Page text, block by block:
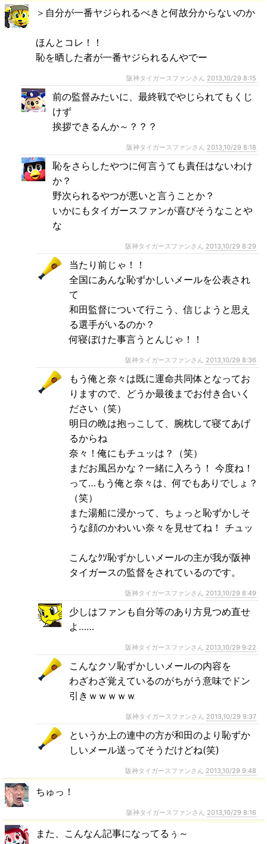
＞自分が一番ヤジられるべきと何故分からないのか
ほんとコレ！！
恥を晒した者が一番ヤジられるんやでー
阪神タイガースファンさん 2013,10/29 8:15
前の監督みたいに、最終戦でやじられてもくじ
けず
挨拶できるんか～？？？
阪神タイガースファンさん 2013,10/29 8:18
恥をさらしたやつに何言うても責任はないわけ
か？
野次られるやつが悪いと言うことか？
いかにもタイガースファンが喜びそうなことや
な
阪神タイガースファンさん 2013,10/29 8:29
当たり前じゃ！！
全国にあんな恥ずかしいメールを公表され
て
和田監督について行こう、信じようと思え
る選手がいるのか？
何寝ぼけた事言うとんじゃ！！
阪神タイガースファンさん 2013,10/29 8:36
もう俺と奈々は既に運命共同体となってお
りますので、どうか最後までお付き合いく
ださい（笑）
明日の晩は抱っこして、腕枕して寝てあげ
るからね
奈々！俺にもチュッは？（笑）
まだお風呂かな？一緒に入ろう！ 今度ね！
って…もう俺と奈々は、何でもありでしょ？
（笑）
また湯船に浸かって、ちょっと恥ずかしそ
うな顔のかわいい奈々を見せてね！ チュッ
こんなｸｿ恥ずかしいメールの主が我が阪神
タイガースの監督をされているのです。
阪神タイガースファンさん 2013,10/29 8:49
少しはファンも自分等のあり方見つめ直せ
よ……
阪神タイガースファンさん 2013,10/29 9:22
こんなクソ恥ずかしいメールの内容を
わざわざ覚えているのがちがう意味でドン
引きｗｗｗｗｗ
阪神タイガースファンさん 2013,10/29 9:37
というか上の連中の方が和田のより恥ずか
しいメール送ってそうだけどね(笑)
阪神タイガースファンさん 2013,10/29 9:48
ちゅっ！
阪神タイガースファンさん 2013,10/29 8:16
また、こんなん記事になってるぅ～